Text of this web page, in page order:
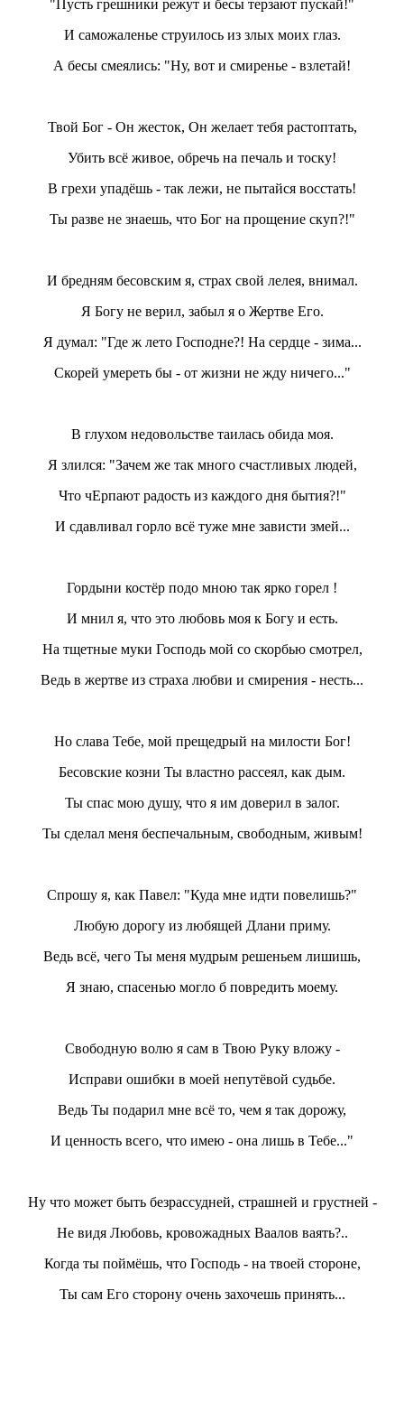
"Пусть грешники режут и бесы терзают пускай!"
И саможаленье струилось из злых моих глаз.
А бесы смеялись: "Ну, вот и смиренье - взлетай!
Твой Бог - Он жесток, Он желает тебя растоптать,
Убить всё живое, обречь на печаль и тоску!
В грехи упадёшь - так лежи, не пытайся восстать!
Ты разве не знаешь, что Бог на прощение скуп?!"
И бредням бесовским я, страх свой лелея, внимал.
Я Богу не верил, забыл я о Жертве Его.
Я думал: "Где ж лето Господне?! На сердце - зима...
Скорей умереть бы - от жизни не жду ничего..."
В глухом недовольстве таилась обида моя.
Я злился: "Зачем же так много счастливых людей,
Что чЕрпают радость из каждого дня бытия?!"
И сдавливал горло всё туже мне зависти змей...
Гордыни костёр подо мною так ярко горел !
И мнил я, что это любовь моя к Богу и есть.
На тщетные муки Господь мой со скорбью смотрел,
Ведь в жертве из страха любви и смирения - несть...
Но слава Тебе, мой прещедрый на милости Бог!
Бесовские козни Ты властно рассеял, как дым.
Ты спас мою душу, что я им доверил в залог.
Ты сделал меня беспечальным, свободным, живым!
Спрошу я, как Павел: "Куда мне идти повелишь?"
Любую дорогу из любящей Длани приму.
Ведь всё, чего Ты меня мудрым решеньем лишишь,
Я знаю, спасенью могло б повредить моему.
Свободную волю я сам в Твою Руку вложу -
Исправи ошибки в моей непутёвой судьбе.
Ведь Ты подарил мне всё то, чем я так дорожу,
И ценность всего, что имею - она лишь в Тебе..."
Ну что может быть безрассудней, страшней и грустней -
Не видя Любовь, кровожадных Ваалов ваять?..
Когда ты поймёшь, что Господь - на твоей стороне,
Ты сам Его сторону очень захочешь принять...